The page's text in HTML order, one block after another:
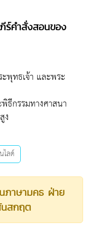
ร์คำสั่งสอนของ
พุทธเจ้า และพระ
กรรมทางศาสนา
ง
ไลด์
ภาษามคธ ฝ่าย
นสกฤต